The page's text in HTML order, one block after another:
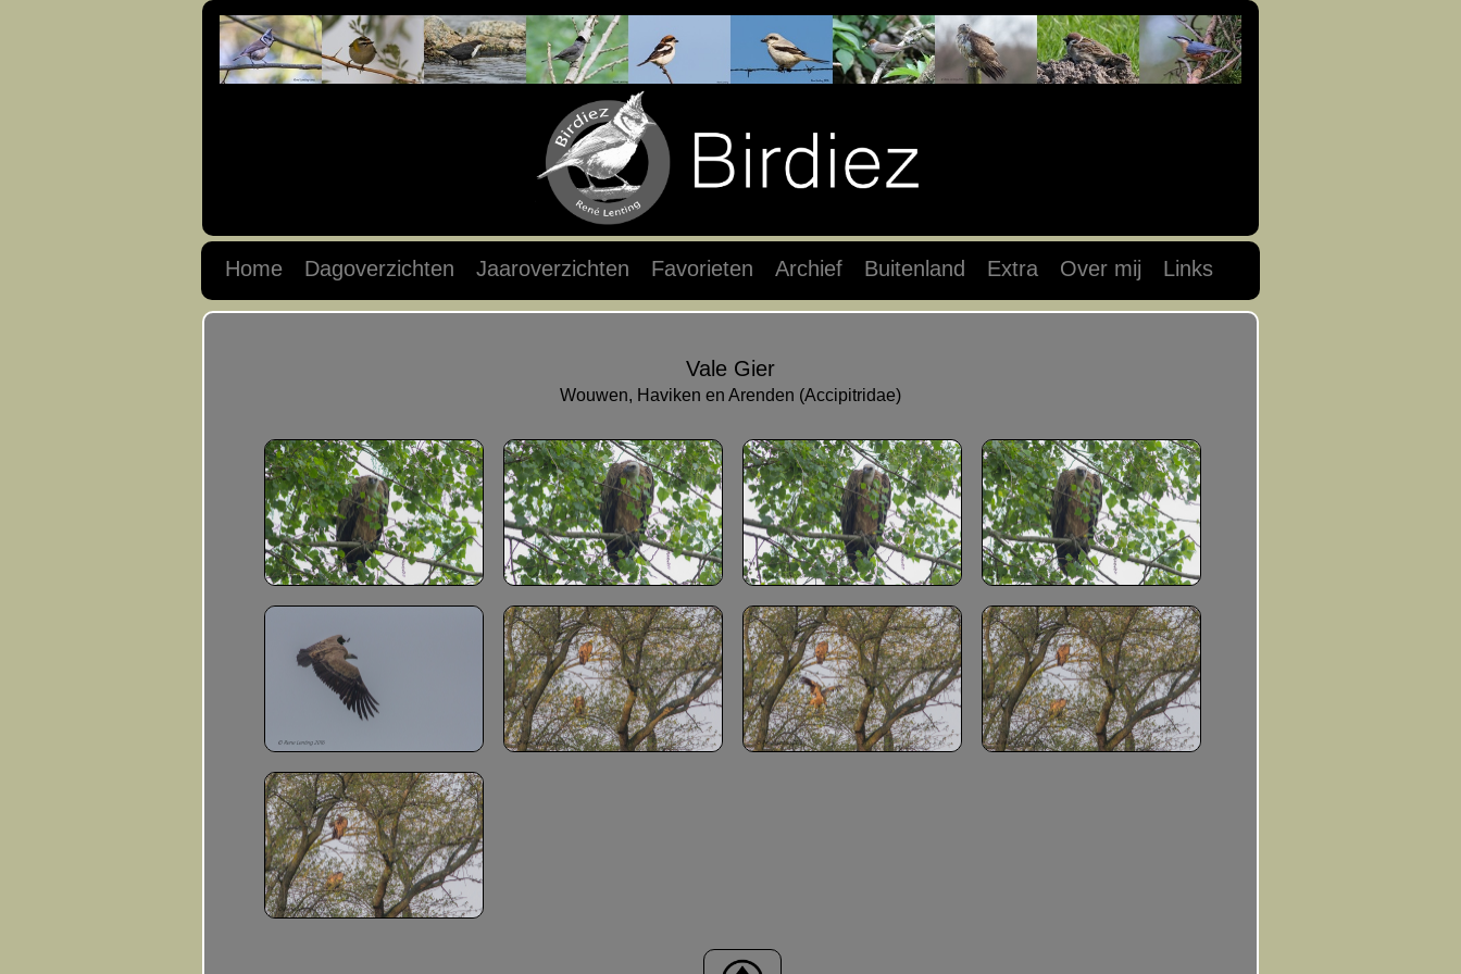
Home Dagoverzichten Jaaroverzichten Favorieten Archief Buitenland Extra Over mij Links
Vale Gier
Wouwen, Haviken en Arenden (Accipitridae)